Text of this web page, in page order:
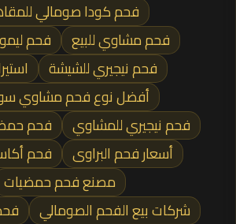
فحم كودا صومالي
فحم مشاوي للبيع
فحم
فحم نيجيري للشيشة
أفضل نوع فحم مشاوي
فحم نيجيري للمشاوي
فحم
أسعار فحم البراوى
فحم
مصنع فحم حمضيات
شركات بيع الفحم الصومالي